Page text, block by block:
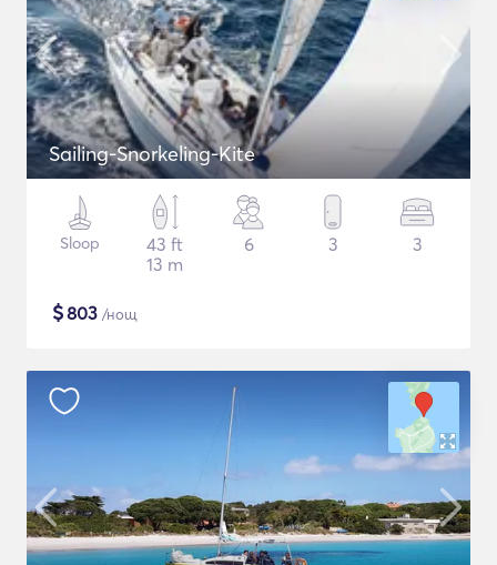
Sailing-Snorkeling-Kite
Sloop
43 ft
13 m
6 3 3
$803 /нощ